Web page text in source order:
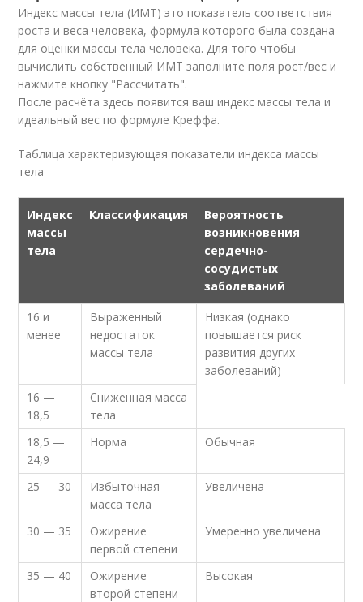
Индекс массы тела (ИМТ) это показатель соответствия
роста и веса человека, формула которого была создана
для оценки массы тела человека. Для того чтобы
вычислить собственный ИМТ заполните поля рост/вес и
нажмите кнопку "Рассчитать".
После расчёта здесь появится ваш индекс массы тела и
идеальный вес по формуле Креффа.
Таблица характеризующая показатели индекса массы
тела
Индекс
массы
тела
Классификация
Вероятность
возникновения
сердечно-
сосудистых
заболеваний
16 и
менее
Выраженный
недостаток
массы тела
Низкая (однако
повышается риск
развития других
заболеваний)
16 —
18,5
Сниженная масса
тела
18,5 —
24,9
Норма Обычная
25 — 30
Избыточная
масса тела
Увеличена
30 — 35
Ожирение
первой степени
Умеренно увеличена
35 — 40
Ожирение
второй степени
Высокая